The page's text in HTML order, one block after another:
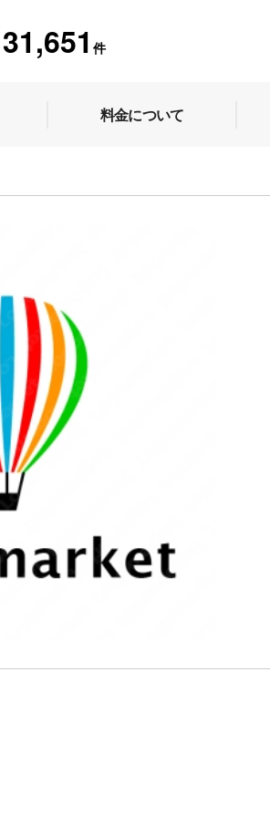
31,651 件
料金について